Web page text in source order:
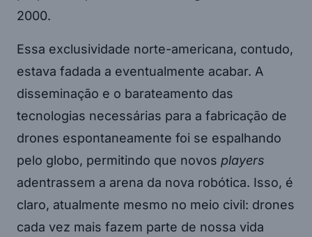
2000.
Essa exclusividade norte-americana, contudo,
estava fadada a eventualmente acabar. A
disseminação e o barateamento das
tecnologias necessárias para a fabricação de
drones espontaneamente foi se espalhando
pelo globo, permitindo que novos players
adentrassem a arena da nova robótica. Isso, é
claro, atualmente mesmo no meio civil: drones
cada vez mais fazem parte de nossa vida